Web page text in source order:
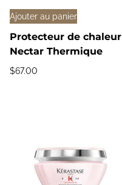
Ajouter au panier
Protecteur de chaleur
Nectar Thermique
$67.00